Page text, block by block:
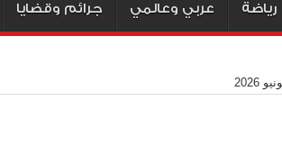
رياضة عربي وعالمي جرائم وقضايا